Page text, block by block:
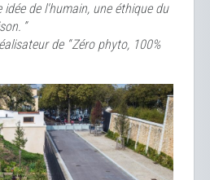
idée de l'humain, une éthique du
”
de “ Zéro phyto, 100%